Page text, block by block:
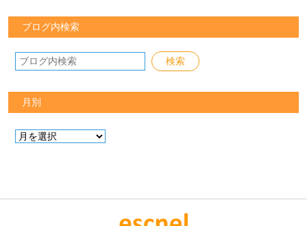
ブログ内検索
月別